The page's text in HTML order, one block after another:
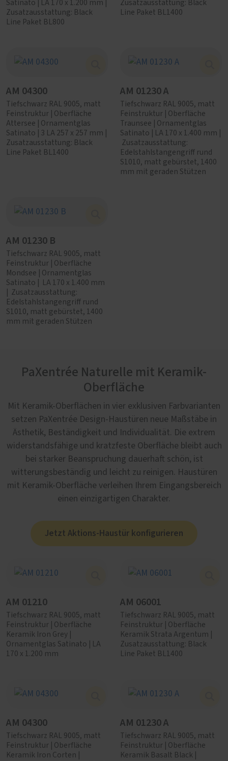
Satinato | LA 170 x 1.200 mm |
Zusatzausstattung: Black
Line Paket BL800
Zusatzausstattung: Black
Line Paket BL1400
AM 04300
Tiefschwarz RAL 9005, matt
Feinstruktur | Oberfläche
Attersee | Ornamentglas
Satinato | 3 LA 257 x 257 mm |
Zusatzausstattung: Black
Line Paket BL1400
AM 01230 A
Tiefschwarz RAL 9005, matt
Feinstruktur | Oberfläche
Traunsee | Ornamentglas
Satinato | LA 170 x 1.400 mm |
Zusatzausstattung:
Edelstahlstangengriff rund
S1010, matt gebürstet, 1400
mm mit geraden Stützen
AM 01230 B
Tiefschwarz RAL 9005, matt
Feinstruktur | Oberfläche
Mondsee | Ornamentglas
Satinato | LA 170 x 1.400 mm
| Zusatzausstattung:
Edelstahlstangengriff rund
S1010, matt gebürstet, 1400
mm mit geraden Stützen
PaXentrée Naturelle mit Keramik-
Oberfläche
Mit Keramik-Oberflächen in vier exklusiven Farbvarianten
setzen PaXentrée Design-Haustüren neue Maßstäbe in
Ästhetik, Beständigkeit und Individualität. Die extrem
widerstandsfähige und kratzfeste Oberfläche bleibt auch
bei starker Beanspruchung dauerhaft schön, ist
witterungsbeständig und leicht zu reinigen. Haustüren
mit Keramik-Oberfläche verleihen Ihrem Eingangsbereich
einen einzigartigen Charakter.
Jetzt Aktions-Haustür konfigurieren
AM 01210
Tiefschwarz RAL 9005, matt
Feinstruktur | Oberfläche
Keramik Iron Grey |
Ornamentglas Satinato | LA
170 x 1.200 mm
AM 06001
Tiefschwarz RAL 9005, matt
Feinstruktur | Oberfläche
Keramik Strata Argentum |
Zusatzausstattung: Black
Line Paket BL1400
AM 04300
Tiefschwarz RAL 9005, matt
Feinstruktur | Oberfläche
Keramik Iron Corten |
AM 01230 A
Tiefschwarz RAL 9005, matt
Feinstruktur | Oberfläche
Keramik Basalt Black |